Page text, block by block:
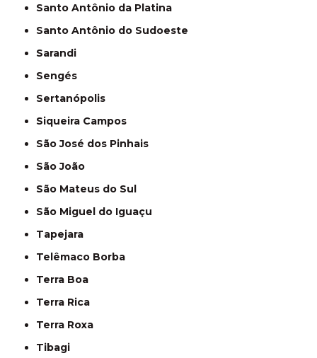
Santo Antônio da Platina
Santo Antônio do Sudoeste
Sarandi
Sengés
Sertanópolis
Siqueira Campos
São José dos Pinhais
São João
São Mateus do Sul
São Miguel do Iguaçu
Tapejara
Telêmaco Borba
Terra Boa
Terra Rica
Terra Roxa
Tibagi